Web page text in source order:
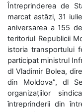
Întreprinderea de
marcat astăzi, 31
aniversarea a 155
teritoriul Republicii
istoria transportului
participat ministrul
dl Vladimir Bolea,
din Moldova”, dl
organizațiilor
întreprinderii din